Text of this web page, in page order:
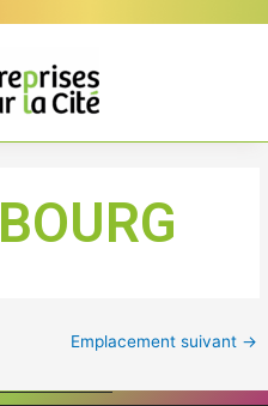
Emplacement suivant →